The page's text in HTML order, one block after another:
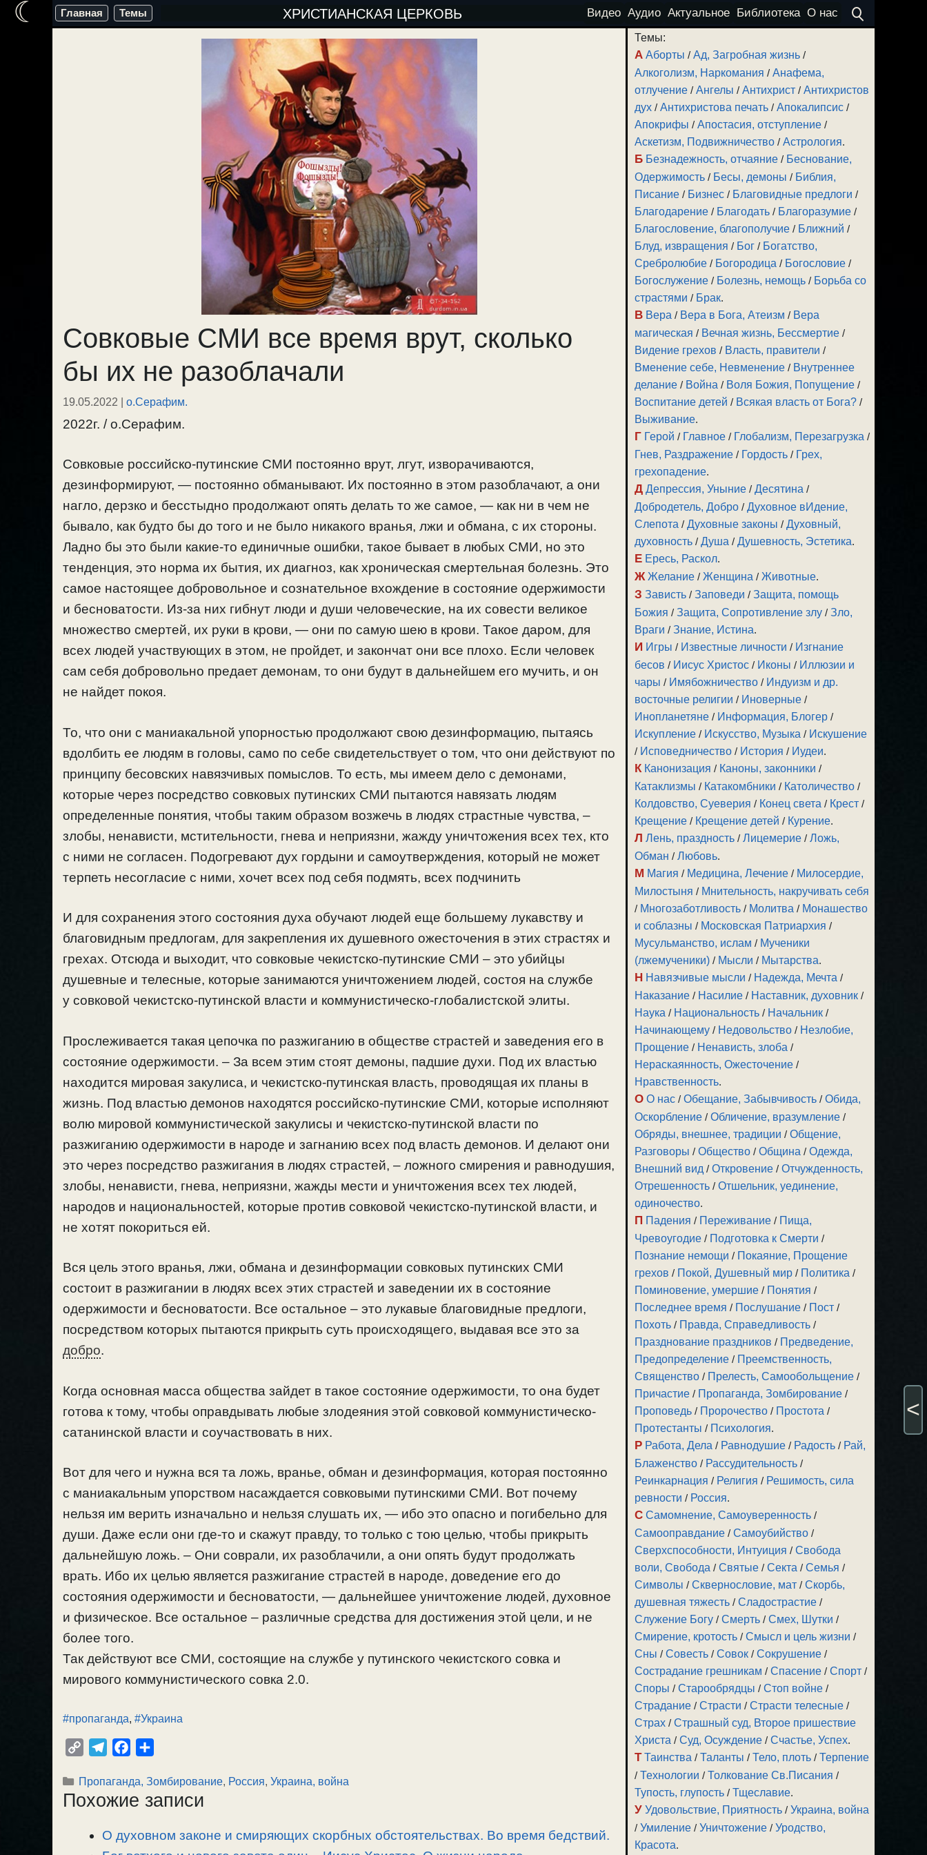
Перейти
Главная Темы ХРИСТИАНСКАЯ ЦЕРКОВЬ Видео Аудио Актуальное Библиотека О нас
Совковые СМИ все время врут, сколько
бы их не разоблачали
19.05.2022 | о.Серафим.
2022г. / о.Серафим.
Совковые российско-путинские СМИ постоянно врут, лгут, изворачиваются,
дезинформируют, — постоянно обманывают. Их постоянно в этом разоблачают, а они
нагло, дерзко и бесстыдно продолжают опять делать то же самое, — как ни в чем не
бывало, как будто бы до того и не было никакого вранья, лжи и обмана, с их стороны.
Ладно бы это были какие-то единичные ошибки, такое бывает в любых СМИ, но это
тенденция, это норма их бытия, их диагноз, как хроническая смертельная болезнь. Это
самое настоящее добровольное и сознательное вхождение в состояние одержимости
и бесноватости. Из-за них гибнут люди и души человеческие, на их совести великое
множество смертей, их руки в крови, — они по самую шею в крови. Такое даром, для
всех людей участвующих в этом, не пройдет, и закончат они все плохо. Если человек
сам себя добровольно предает демонам, то они будут в дальнейшем его мучить, и он
не найдет покоя.
То, что они с маниакальной упорностью продолжают свою дезинформацию, пытаясь
вдолбить ее людям в головы, само по себе свидетельствует о том, что они действуют по
принципу бесовских навязчивых помыслов. То есть, мы имеем дело с демонами,
которые через посредство совковых путинских СМИ пытаются навязать людям
определенные понятия, чтобы таким образом возжечь в людях страстные чувства, –
злобы, ненависти, мстительности, гнева и неприязни, жажду уничтожения всех тех, кто
с ними не согласен. Подогревают дух гордыни и самоутверждения, который не может
терпеть несогласие с ними, хочет всех под себя подмять, всех подчинить
И для сохранения этого состояния духа обучают людей еще большему лукавству и
благовидным предлогам, для закрепления их душевного ожесточения в этих страстях и
грехах. Отсюда и выходит, что совковые чекистско-путинские СМИ – это убийцы
душевные и телесные, которые занимаются уничтожением людей, состоя на службе
у совковой чекистско-путинской власти и коммунистическо-глобалистской элиты.
Прослеживается такая цепочка по разжиганию в обществе страстей и заведения его в
состояние одержимости. – За всем этим стоят демоны, падшие духи. Под их властью
находится мировая закулиса, и чекистско-путинская власть, проводящая их планы в
жизнь. Под властью демонов находятся российско-путинские СМИ, которые исполняют
волю мировой коммунистической закулисы и чекистско-путинской власти по
разжиганию одержимости в народе и загнанию всех под власть демонов. И делают они
это через посредство разжигания в людях страстей, – ложного смирения и равнодушия,
злобы, ненависти, гнева, неприязни, жажды мести и уничтожения всех тех людей,
народов и национальностей, которые против совковой чекистско-путинской власти, и
не хотят покориться ей.
Вся цель этого вранья, лжи, обмана и дезинформации совковых путинских СМИ
состоит в разжигании в людях всех этих страстей и заведении их в состояние
одержимости и бесноватости. Все остальное – это лукавые благовидные предлоги,
посредством которых пытаются прикрыть суть происходящего, выдавая все это за
добро.
Когда основная масса общества зайдет в такое состояние одержимости, то она будет
готова к тому, чтобы оправдывать любые злодеяния этой совковой коммунистическо-
сатанинской власти и соучаствовать в них.
Вот для чего и нужна вся та ложь, вранье, обман и дезинформация, которая постоянно
с маниакальным упорством насаждается совковыми путинскими СМИ. Вот почему
нельзя им верить изначально и нельзя слушать их, — ибо это опасно и погибельно для
души. Даже если они где-то и скажут правду, то только с тою целью, чтобы прикрыть
дальнейшую ложь. – Они соврали, их разоблачили, а они опять будут продолжать
врать. Ибо их целью является разжигание страстей в народе, доведение его до
состояния одержимости и бесноватости, — дальнейшее уничтожение людей, духовное
и физическое. Все остальное – различные средства для достижения этой цели, и не
более того.
Так действуют все СМИ, состоящие на службе у путинского чекистского совка и
мирового коммунистического совка 2.0.
#пропаганда, #Украина
p
y
l
e
r
c
e
o
п
р
в
Рубрики
Пропаганда, Зомбирование, Россия, Украина, война
Похожие записи
О духовном законе и смиряющих скорбных обстоятельствах. Во время бедствий.
Темы:
А Аборты /Ад, Загробная жизнь /
Алкоголизм, Наркомания /Анафема,
отлучение /Ангелы /Антихрист /Антихристов
дух /Антихристова печать /Апокалипсис /
Апокрифы /Апостасия, отступление /
Аскетизм, Подвижничество /Астрология.
Б Безнадежность, отчаяние / Беснование,
Одержимость / Бесы, демоны / Библия,
Писание / Бизнес / Благовидные предлоги /
Благодарение / Благодать / Благоразумие /
Благословение, благополучие / Ближний /
Блуд, извращения / Бог / Богатство,
Сребролюбие / Богородица / Богословие /
Богослужение / Болезнь, немощь / Борьба со
страстями / Брак.
В Вера / Вера в Бога, Атеизм / Вера
магическая / Вечная жизнь, Бессмертие /
Видение грехов / Власть, правители /
Вменение себе, Невменение / Внутреннее
делание / Война / Воля Божия, Попущение /
Воспитание детей / Всякая власть от Бога? /
Выживание.
Г Герой / Главное / Глобализм, Перезагрузка /
Гнев, Раздражение / Гордость / Грех,
грехопадение.
Д Депрессия, Уныние /Десятина /
Добродетель, Добро /Духовное вИдение,
Слепота /Духовные законы /Духовный,
духовность /Душа /Душевность, Эстетика.
Е Ересь, Раскол.
Ж Желание /Женщина /Животные.
З Зависть /Заповеди /Защита, помощь
Божия /Защита, Сопротивление злу /Зло,
Враги /Знание, Истина.
И Игры / Известные личности / Изгнание
бесов / Иисус Христос / Иконы / Иллюзии и
чары / Имябожничество / Индуизм и др.
восточные религии / Иноверные /
Инопланетяне / Информация, Блогер /
Искупление / Искусство, Музыка / Искушение
/ Исповедничество / История / Иудеи.
К Канонизация / Каноны, законники /
Катаклизмы / Катакомбники / Католичество /
Колдовство, Суеверия / Конец света / Крест /
Крещение / Крещение детей / Курение.
Л Лень, праздность /Лицемерие /Ложь,
Обман /Любовь.
М Магия / Медицина, Лечение / Милосердие,
Милостыня / Мнительность, накручивать себя
/ Многозаботливость / Молитва / Монашество
и соблазны / Московская Патриархия /
Мусульманство, ислам / Мученики
(лжемученики) / Мысли / Мытарства.
Н Навязчивые мысли / Надежда, Мечта /
Наказание / Насилие / Наставник, духовник /
Наука / Национальность / Начальник /
Начинающему / Недовольство / Незлобие,
Прощение / Ненависть, злоба /
Нераскаянность, Ожесточение /
Нравственность.
О О нас /Обещание, Забывчивость /Обида,
Оскорбление /Обличение, вразумление /
Обряды, внешнее, традиции /Общение,
Разговоры /Общество /Община /Одежда,
Внешний вид /Откровение /Отчужденность,
Отрешенность /Отшельник, уединение,
одиночество.
П Падения / Переживание / Пища,
Чревоугодие / Подготовка к Смерти /
Познание немощи / Покаяние, Прощение
грехов / Покой, Душевный мир / Политика /
Поминовение, умершие / Понятия /
Последнее время / Послушание / Пост /
Похоть / Правда, Справедливость /
Празднование праздников / Предведение,
Предопределение / Преемственность,
Священство / Прелесть, Самообольщение /
Причастие / Пропаганда, Зомбирование /
Проповедь / Пророчество / Простота /
Протестанты / Психология.
Р Работа, Дела / Равнодушие / Радость / Рай,
Блаженство / Рассудительность /
Реинкарнация / Религия / Решимость, сила
ревности / Россия.
С Самомнение, Самоуверенность /
Самооправдание /Самоубийство /
Сверхспособности, Интуиция /Свобода
воли, Свобода /Святые /Секта /Семья /
Символы /Сквернословие, мат /Скорбь,
душевная тяжесть /Сладострастие /
Служение Богу /Смерть /Смех, Шутки /
Смирение, кротость /Смысл и цель жизни /
Сны /Совесть /Совок /Сокрушение /
Сострадание грешникам /Спасение /Спорт /
Споры /Старообрядцы /Стоп войне /
Страдание /Страсти /Страсти телесные /
Страх /Страшный суд, Второе пришествие
Христа /Суд, Осуждение /Счастье, Успех.
Т Таинства /Таланты /Тело, плоть /Терпение
/Технологии /Толкование Св.Писания /
Тупость, глупость /Тщеславие.
У Удовольствие, Приятность /Украина, война
/Умиление /Уничтожение /Уродство,
Красота.
☾
<